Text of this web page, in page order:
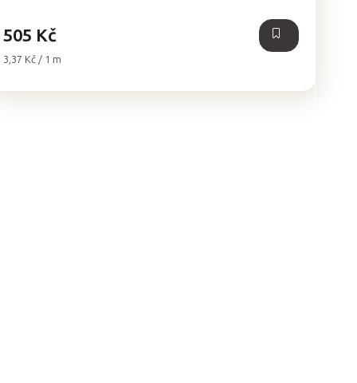
505 Kč
Měrná
3,37 Kč / 1 m